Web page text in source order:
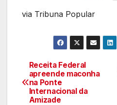
via Tribuna Popular
Navegação
de
Receita Federal
apreende maconha
na Ponte
Internacional da
Amizade